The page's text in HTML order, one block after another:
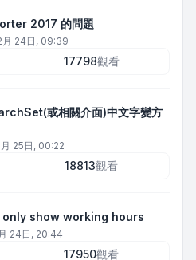
2017 的問題
月 24日, 09:39
17798觀看
或相關介面)中文字變方
25日, 00:22
18813觀看
show working hours
24日, 20:44
17950觀看